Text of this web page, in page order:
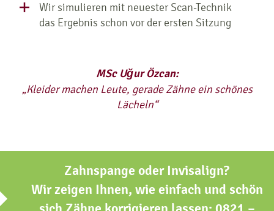
Wir simulieren mit neuester Scan-Technik
das Ergebnis schon vor der ersten Sitzung
MSc Uğur Özcan:
„Kleider machen Leute, gerade Zähne ein schönes
Lächeln“
Zahnspange oder Invisalign?
Wir zeigen Ihnen, wie einfach und schön